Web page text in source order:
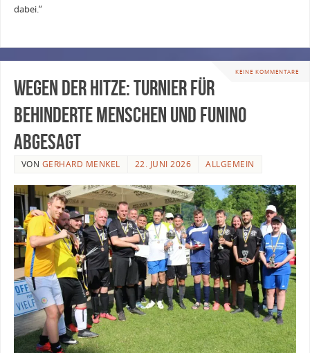
dabei.“
KEINE KOMMENTARE
Wegen der Hitze: Turnier für
behinderte Menschen und Funino
abgesagt
VON GERHARD MENKEL 22. JUNI 2026 ALLGEMEIN